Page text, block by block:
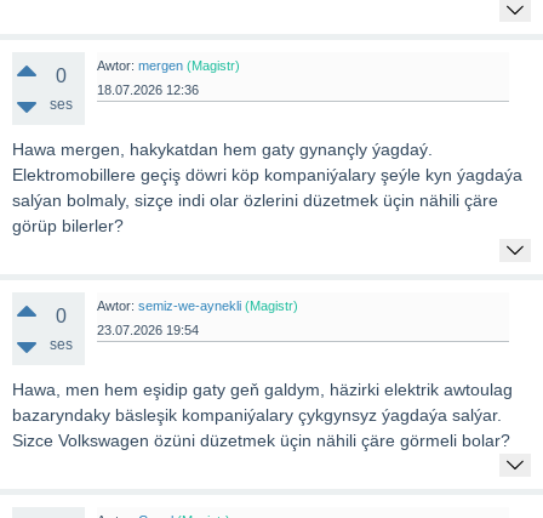
0
ses
Awtor: mergen (Magistr)
18.07.2026 12:36
Hawa mergen, hakykatdan hem gaty gynançly ýagdaý.
Elektromobillere geçiş döwri köp kompaniýalary şeýle kyn ýagdaýa
salýan bolmaly, sizçe indi olar özlerini düzetmek üçin nähili çäre
görüp bilerler?
0
ses
Awtor: semiz-we-aynekli (Magistr)
23.07.2026 19:54
Hawa, men hem eşidip gaty geň galdym, häzirki elektrik awtoulag
bazaryndaky bäsleşik kompaniýalary çykgynsyz ýagdaýa salýar.
Sizce Volkswagen özüni düzetmek üçin nähili çäre görmeli bolar?